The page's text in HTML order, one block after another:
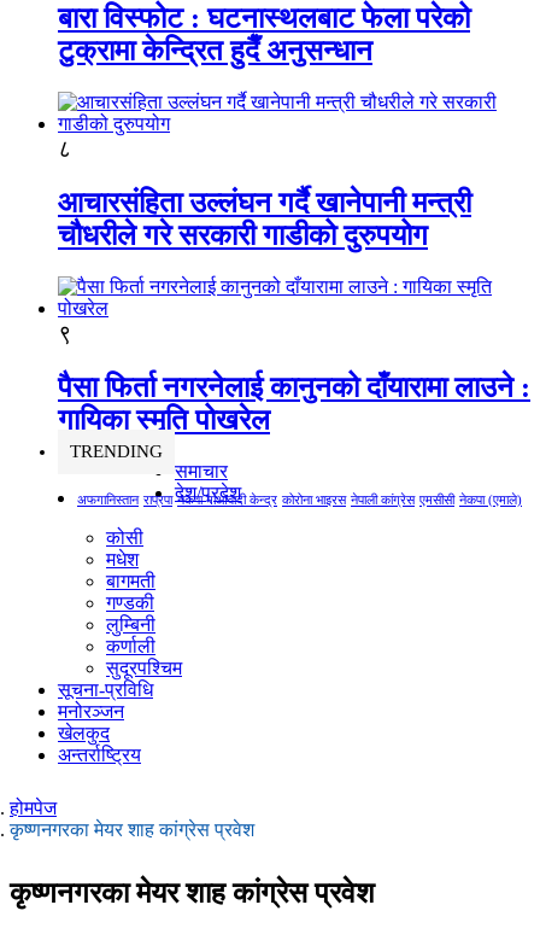
बारा विस्फोट : घटनास्थलबाट फेला परेको
टुक्रामा केन्द्रित हुदैँ अनुसन्धान
८
आचारसंहिता उल्लंघन गर्दै खानेपानी मन्त्री
चौधरीले गरे सरकारी गाडीको दुरुपयोग
९
पैसा फिर्ता नगरनेलाई कानुनको दाँयारामा लाउने :
गायिका स्‍मृति पोखरेल
TRENDING
अफगानिस्तान राप्रपा नेकपा माओवादी केन्द्र कोरोना भाइरस नेपाली कांग्रेस एमसीसी नेकपा (एमाले)
समाचार
देश/प्रदेश
कोसी
मधेश
बागमती
गण्डकी
लुम्बिनी
कर्णाली
सुदूरपश्चिम
सूचना-प्रविधि
मनोरञ्जन
खेलकुद
अन्तर्राष्ट्रिय
होमपेज
कृष्णनगरका मेयर शाह कांग्रेस प्रवेश
कृष्णनगरका मेयर शाह कांग्रेस प्रवेश